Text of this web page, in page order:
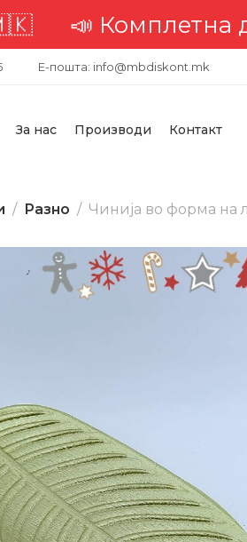
📣 Комплетна
Е-пошта: info@mbdiskont.mk
За нас Производи Контакт
Разно Чинија во форма на